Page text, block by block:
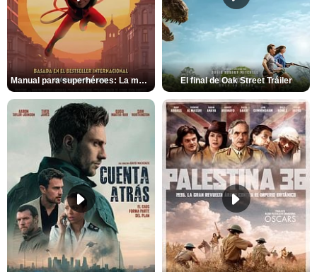
Manual para superhéroes: La máscara roja Tráiler El final de Oak Street Tráiler